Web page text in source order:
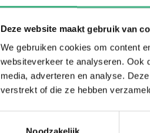
Deze website maakt gebruik van
We gebruiken cookies om content
websiteverkeer te analyseren. Ook
media, adverteren en analyse.
verstrekt of die ze hebben